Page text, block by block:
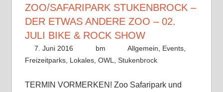
ZOO/SAFARIPARK STUKENBROCK –
DER ETWAS ANDERE ZOO – 02.
JULI BIKE & ROCK SHOW
7. Juni 2016 bm Allgemein Events
Freizeitparks, Lokales, OWL Stukenbrock
TERMIN VORMERKEN! Zoo Safaripark und